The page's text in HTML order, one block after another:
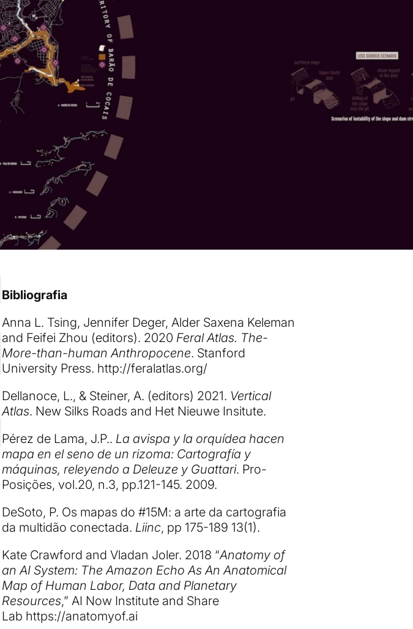
Bibliografia
Anna L. Tsing, Jennifer Deger, Alder Saxena Keleman
and Feifei Zhou (editors). 2020 Feral Atlas. The-
More-than-human Anthropocene. Stanford
University Press. http://feralatlas.org/
Dellanoce, L., & Steiner, A. (editors) 2021. Vertical
Atlas. New Silks Roads and Het Nieuwe Insitute.
Pérez de Lama, J.P.. La avispa y la orquídea hacen
mapa en el seno de un rizoma: Cartografía y
máquinas, releyendo a Deleuze y Guattari. Pro-
Posições, vol.20, n.3, pp.121-145. 2009.
DeSoto, P. Os mapas do #15M: a arte da cartografia
da multidão conectada. Liinc, pp 175-189 13(1).
Kate Crawford and Vladan Joler. 2018 “Anatomy of
an AI System: The Amazon Echo As An Anatomical
Map of Human Labor, Data and Planetary
Resources,” AI Now Institute and Share
Lab https://anatomyof.ai